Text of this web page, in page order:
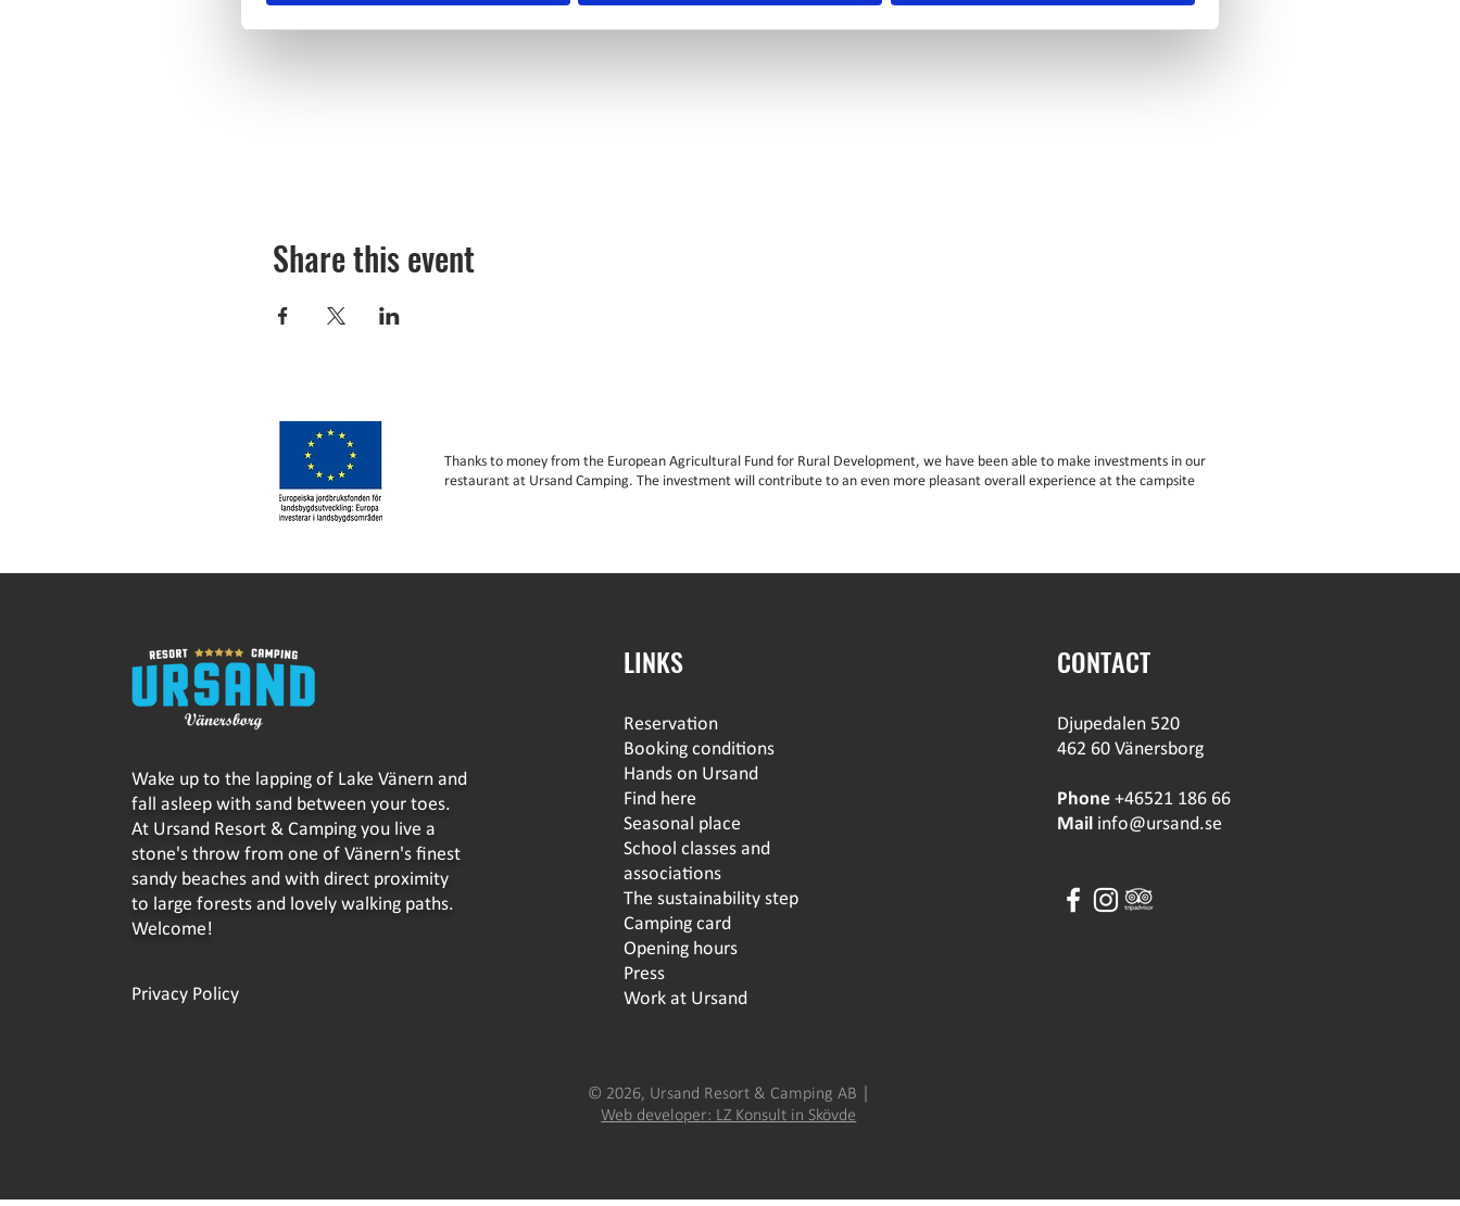
Share this event
Thanks to money from the European Agricultural Fund for Rural Development, we have been able to make investments in our
restaurant at Ursand Camping. The investment will contribute to an even more pleasant overall experience at the campsite
Wake up to the lapping of Lake Vänern and
fall asleep with sand between your toes.
At Ursand Resort & Camping you live a
stone's throw from one of Vänern's finest
sandy beaches and with direct proximity
to large forests and lovely walking paths.
Welcome!
Privacy Policy
LINKS
Reservation
Booking conditions
Hands on Ursand
Find here
Seasonal place
School classes and
associations
The sustainability step
Camping card
Opening hours
Press
Work at Ursand
© 2026, Ursand Resort & Camping AB │
Web developer: LZ Konsult in Skövde
CONTACT
Djupedalen 520
462 60 Vänersborg
Phone+46521 186 66
Mail info@ursand.se